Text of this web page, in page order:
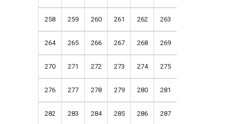
258 259 260 261 262 263
264 265 266 267 268 269
270 271 272 273 274 275
276 277 278 279 280 281
282 283 284 285 286 287